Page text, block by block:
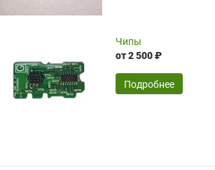
16.04.2026
Чипы
от 2 500 ₽
Подробнее